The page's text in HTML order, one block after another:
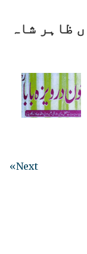
ظاہر شاہ
Next»